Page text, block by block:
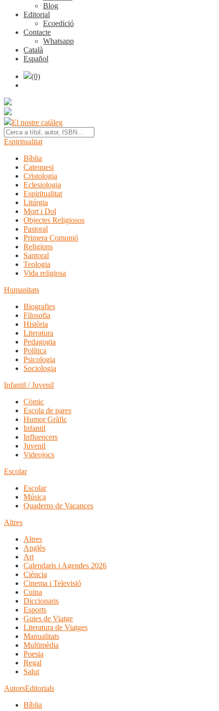
Blog
Editorial
Ecoedició
Contacte
Whatsapp
Català
Español
(0)
El nostre catàleg
Espiritualitat
Bíblia
Catequesi
Cristologia
Eclesiologia
Espiritualitat
Litúrgia
Mort i Dol
Objectes Religiosos
Pastoral
Primera Comunió
Religions
Santoral
Teologia
Vida religiosa
Humanitats
Biografies
Filosofia
Història
Literatura
Pedagogia
Política
Psicologia
Sociologia
Infantil / Juvenil
Còmic
Escola de pares
Humor Gràfic
Infantil
Influencers
Juvenil
Videojocs
Escolar
Escolar
Música
Quaderns de Vacances
Altres
Altres
Anglès
Art
Calendaris i Agendes 2026
Ciència
Cinema i Televisió
Cuina
Diccionaris
Esports
Guies de Viatge
Literatura de Viatges
Manualitats
Multimèdia
Poesia
Regal
Salut
AutorsEditorials
Bíblia